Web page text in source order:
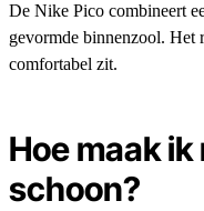
De Nike Pico combineert
gevormde binnenzool. Het
comfortabel zit.
Hoe maak ik
schoon?